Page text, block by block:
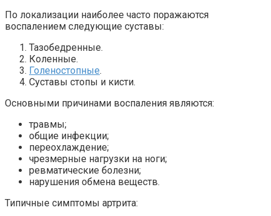
По локализации наиболее часто поражаются
воспалением следующие суставы:
Тазобедренные.
Коленные.
Голеностопные.
Суставы стопы и кисти.
Основными причинами воспаления являются:
травмы;
общие инфекции;
переохлаждение;
чрезмерные нагрузки на ноги;
ревматические болезни;
нарушения обмена веществ.
Типичные симптомы артрита: